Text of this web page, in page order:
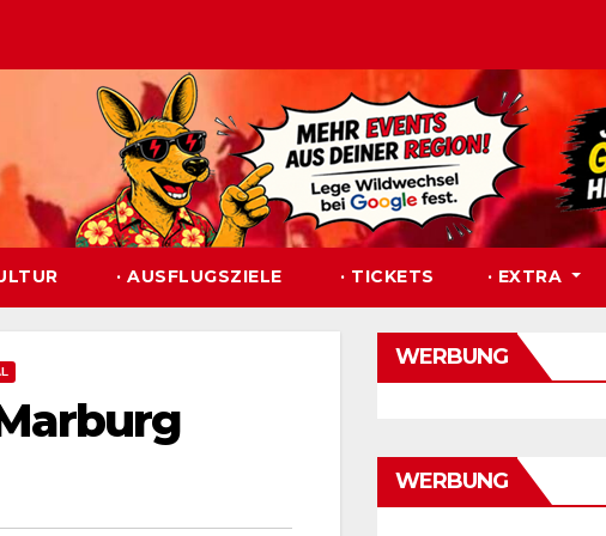
· AUSFLUGSZIELE · TICKETS · EXTRA
WERBUNG
WERBUNG